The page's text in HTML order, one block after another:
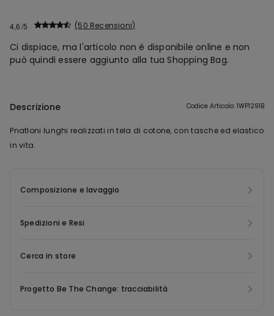
4,6 50 Recensioni
Ci dispiace, ma l'articolo non è disponibile online e non
può quindi essere aggiunto alla tua Shopping Bag.
Descrizione Codice Articolo: 1WP1291B
Pnatloni lunghi realizzati in tela di cotone, con tasche ed elastico
in vita.
Composizione e lavaggio
Spedizioni e Resi
Cerca in store
Progetto Be The Change: tracciabilità